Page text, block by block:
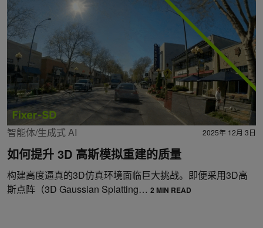
智能体/生成式 AI 2025年 12月 3日
如何提升 3D 高斯模拟重建的质量
构建高度逼真的3D仿真环境面临巨大挑战。即便采用3D高
斯点阵（3D Gaussian Splatting… 2 MIN READ